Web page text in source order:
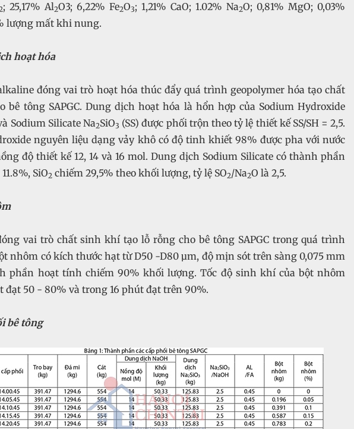
; 25,17% Al2O3; 6,22% Fe2O3; 1,21% CaO; 1.02% Na2O; 0,81% MgO; 0,03%
lượng mất khi nung.
hoạt hóa
đóng vai trò hoạt hóa thúc đẩy quá trình geopolymer hóa tạo chất
bê tông SAPGC. Dung dịch hoạt hóa là hổn hợp của Sodium Hydroxide
Sodium Silicate Na2SiO3 (SS) được phối trộn theo tỷ lệ thiết kế SS/SH = 2,5.
nguyên liệu dạng vảy khô có độ tinh khiết 98% được pha với nước
độ thiết kế 12, 14 và 16 mol. Dung dịch Sodium Silicate có thành phần
SiO2 chiếm 29,5% theo khối lượng, tỷ lệ SO2/Na2O là 2,5.
vai trò chất sinh khí tạo lỗ rỗng cho bê tông SAPGC trong quá trình
nhôm có kích thước hạt từ D50 -D80 µm, độ mịn sót trên sàng 0,075 mm
phần hoạt tính chiếm 90% khối lượng. Tốc độ sinh khí của bột nhôm
đạt 50 - 80% và trong 16 phút đạt trên 90%.
bê tông